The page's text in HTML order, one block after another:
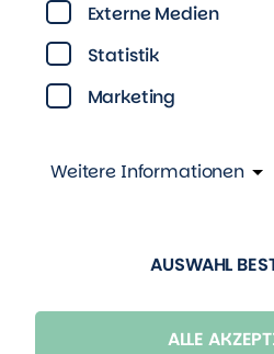
noch gehalten.
Schönheitslinie dazu
auch sehr kinderlieb und
geeignet.
Externe Medien
Statistik
Marketing
Weitere Informationen
AUSWAHL
ALLE